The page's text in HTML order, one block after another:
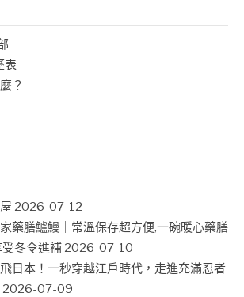
表
？
2026-07-12
家藥膳鱸鰻｜常溫保存超方便,一碗暖心藥膳
冬令進補 2026-07-10
日本！一秒穿越江戶時代，走進充滿忍者
2026-07-09